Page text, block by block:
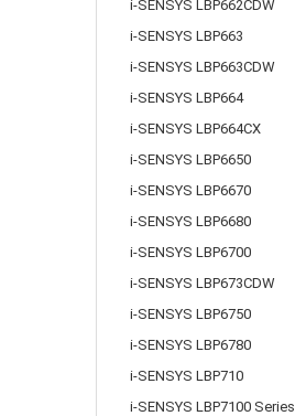
i-SENSYS LBP662CDW
i-SENSYS LBP663
i-SENSYS LBP663CDW
i-SENSYS LBP664
i-SENSYS LBP664CX
i-SENSYS LBP6650
i-SENSYS LBP6670
i-SENSYS LBP6680
i-SENSYS LBP6700
i-SENSYS LBP673CDW
i-SENSYS LBP6750
i-SENSYS LBP6780
i-SENSYS LBP710
i-SENSYS LBP7100 Series